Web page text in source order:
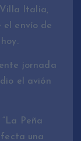
Italia,
el envío de
jornada
el avión
Peña
una